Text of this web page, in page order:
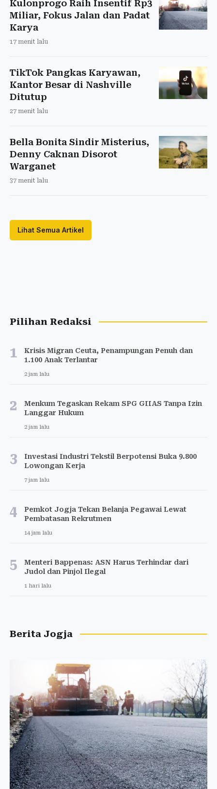
Kulonprogo Raih Insentif Rp3
Miliar, Fokus Jalan dan Padat
Karya
17 menit lalu
TikTok Pangkas Karyawan,
Kantor Besar di Nashville
Ditutup
27 menit lalu
Bella Bonita Sindir Misterius,
Denny Caknan Disorot
Warganet
37 menit lalu
Lihat Semua Artikel
Pilihan Redaksi
1
Krisis Migran Ceuta, Penampungan Penuh dan
1.100 Anak Terlantar
2 jam lalu
2
Menkum Tegaskan Rekam SPG GIIAS Tanpa Izin
Langgar Hukum
2 jam lalu
3
Investasi Industri Tekstil Berpotensi Buka 9.800
Lowongan Kerja
7 jam lalu
4
Pemkot Jogja Tekan Belanja Pegawai Lewat
Pembatasan Rekrutmen
14 jam lalu
5
Menteri Bappenas: ASN Harus Terhindar dari
Judol dan Pinjol Ilegal
1 hari lalu
Berita Jogja